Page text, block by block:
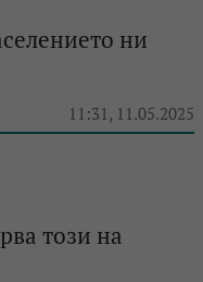
ни
11:31, 11.05.2025
този на